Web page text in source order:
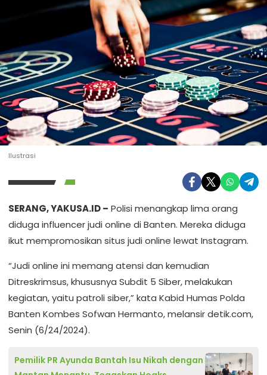
Ilustrasi
SERANG, YAKUSA.ID – Polisi menangkap lima orang
diduga influencer judi online di Banten. Mereka diduga
ikut mempromosikan situs judi online lewat Instagram.
“Judi online ini memang atensi dan kemudian
Ditreskrimsus, khususnya Subdit 5 Siber, melakukan
kegiatan, yaitu patroli siber,” kata Kabid Humas Polda
Banten Kombes Sofwan Hermanto, melansir detik.com,
Senin (6/24/2024).
Pemilik PR Ayunda Bantah Isu Nikah dengan